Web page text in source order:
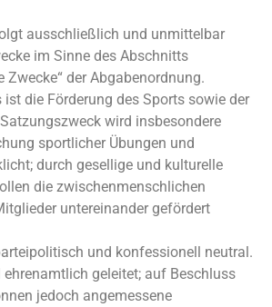
ausschließlich und unmittelbar
im Sinne des Abschnitts
Zwecke“ der Abgabenordnung.
ist die Förderung des Sports sowie der
wird insbesondere
sportlicher Übungen und
durch gesellige und kulturelle
die zwischenmenschlichen
untereinander gefördert
und konfessionell neutral.
ehrenamtlich geleitet; auf Beschluss
jedoch angemessene